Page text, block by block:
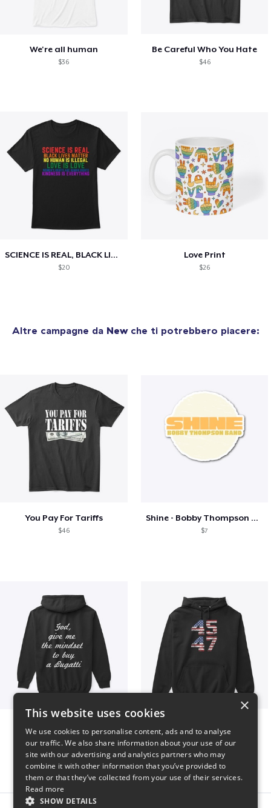
We're all human
$36
Be Careful Who You Hate
$46
SCIENCE IS REAL, BLACK LIVES MATTER
$20
Love Print
$26
Altre campagne da Newche ti potrebbero piacere:
You Pay For Tariffs
$46
Shine - Bobby Thompson Band Merch
$7
$51 $40
×
This website uses cookies
We use cookies to personalise content, ads and to analyse
our traffic. We also share information about your use of our
site with our advertising and analytics partners who may
combine it with other information that you’ve provided to
them or that they’ve collected from your use of their services.
Read more
SHOW DETAILS